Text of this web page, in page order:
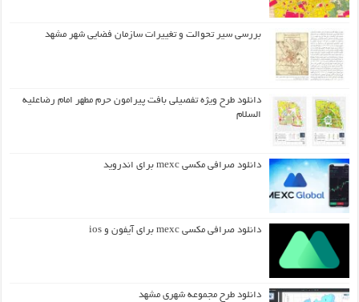
بررسی سیر تحوالت و تغییرات سازمان فضایی شهر مشهد
دانلود طرح ويژه تفصيلي بافت پيرامون حرم مطهر امام رضاعليه
السلام
دانلود صرافی مکسی mexc برای اندروید
دانلود صرافی مکسی mexc برای آیفون و ios
دانلود طرح مجموعه شهری مشهد